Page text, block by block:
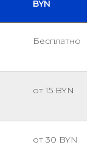
BYN
Бесплатно
от 15 BYN
от 30 BYN